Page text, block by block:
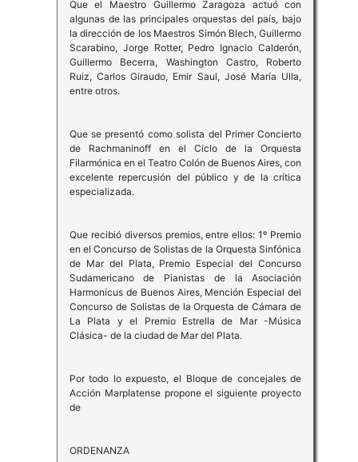
Que el Maestro Guillermo Zaragoza actuó con
algunas de las principales orquestas del país, bajo
la dirección de los Maestros Simón Blech, Guillermo
Scarabino, Jorge Rotter, Pedro Ignacio Calderón,
Guillermo Becerra, Washington Castro, Roberto
Ruiz, Carlos Giraudo, Emir Saul, José María Ulla,
entre otros.
Que se presentó como solista del Primer Concierto
de Rachmaninoff en el Ciclo de la Orquesta
Filarmónica en el Teatro Colón de Buenos Aires, con
excelente repercusión del público y de la crítica
especializada.
Que recibió diversos premios, entre ellos: 1º Premio
en el Concurso de Solistas de la Orquesta Sinfónica
de Mar del Plata, Premio Especial del Concurso
Sudamericano de Pianistas de la Asociación
Harmonicus de Buenos Aires, Mención Especial del
Concurso de Solistas de la Orquesta de Cámara de
La Plata y el Premio Estrella de Mar -Música
Clásica- de la ciudad de Mar del Plata.
Por todo lo expuesto, el Bloque de concejales de
Acción Marplatense propone el siguiente proyecto
de
ORDENANZA